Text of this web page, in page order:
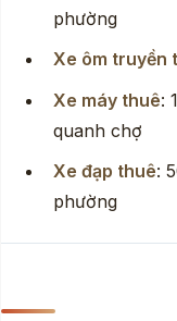
phường
Xe ôm truyền
Xe máy thuê:
quanh chợ
Xe đạp thuê:
phường